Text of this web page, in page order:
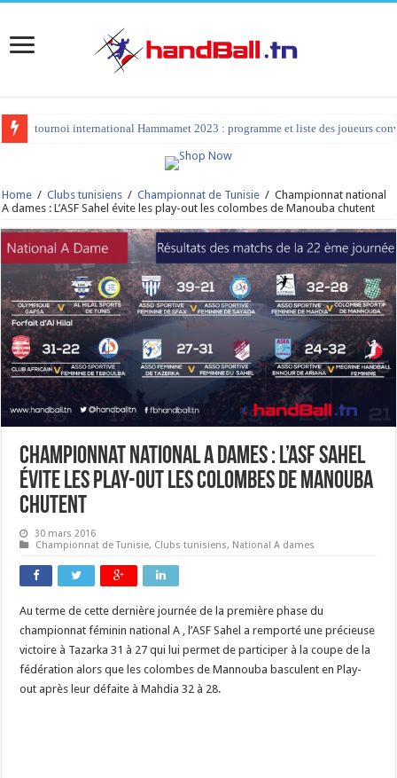
tournoi international Hammamet 2023 : programme et liste des joueurs
Home / Clubs tunisiens / Championnat de Tunisie / Championnat national
A dames : L’ASF Sahel évite les play-out les colombes de Manouba chutent
Championnat national A dames : L’ASF Sahel
évite les play-out les colombes de Manouba
chutent
30 mars 2016
Championnat de Tunisie, Clubs tunisiens, National A dames
Au terme de cette dernière journée de la première phase du
championnat féminin national A , l’ASF Sahel a remporté une précieuse
victoire à Tazarka 31 à 27 qui lui permet de participer à la coupe de la
fédération alors que les colombes de Mannouba basculent en Play-
out après leur défaite à Mahdia 32 à 28.